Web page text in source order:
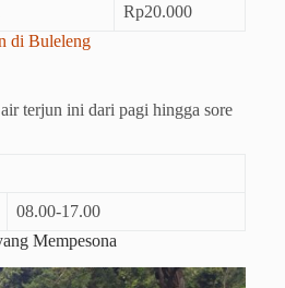
Rp20.000
di Buleleng
terjun ini dari pagi hingga sore
08.00-17.00
Mempesona